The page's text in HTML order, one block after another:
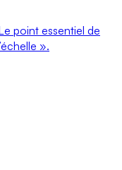
point essentiel de
».